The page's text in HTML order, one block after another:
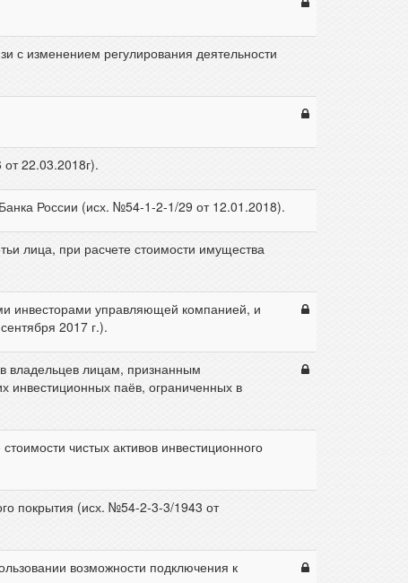
с изменением регулирования деятельности
22.03.2018г).
России (исх. №54-1-2-1/29 от 12.01.2018).
лица, при расчете стоимости имущества
инвесторами управляющей компанией, и
2017 г.).
владельцев лицам, признанным
паёв, ограниченных в
чистых активов инвестиционного
покрытия (исх. №54-2-3-3/1943 от
возможности подключения к